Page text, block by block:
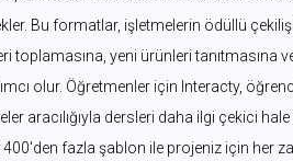
Bu formatlar, işletmelerin ödüllü
toplamasına, yeni ürünleri tanıtmasına
olur. Öğretmenler için Interacty,
aracılığıyla dersleri daha ilgi çekici
fazla şablon ile projeniz için her